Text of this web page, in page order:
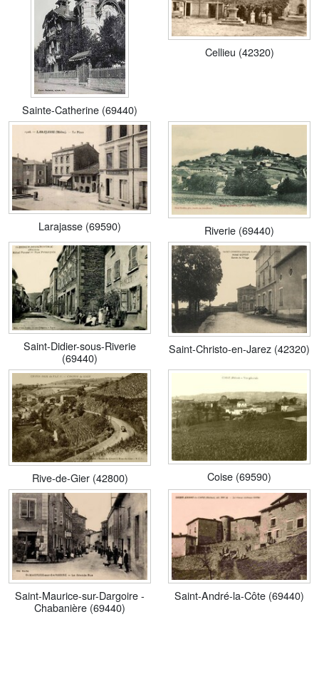
Sainte-Catherine (69440)
Cellieu (42320)
Larajasse (69590) Riverie (69440)
Saint-Didier-sous-Riverie
(69440)
Saint-Christo-en-Jarez (42320)
Rive-de-Gier (42800) Coise (69590)
Saint-Maurice-sur-Dargoire -
Chabanière (69440)
Saint-André-la-Côte (69440)